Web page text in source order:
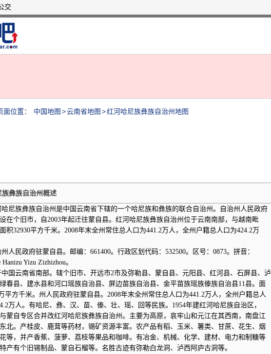
交
面位置： 中国地图 >云南省地图 >红河哈尼族彝族自治州地图
族彝族自治州概述
尼族彝族自治州是中国云南省下辖的一个哈尼族和彝族的联合自治州。自治州人民政府
在个旧市，自2003年起迁往蒙自县。红河哈尼族彝族自治州位于云南南部，与越南毗
积32930平方千米。2008年末全州常住总人口为441.2万人，全州户籍总人口为424.2万
人民政府驻蒙自县。邮编：661400。行政区划代码：532500。区号：0873。拼音：
Hanizu Yizu Zizhizhou。
国云南省南部。辖个旧市、开远市2市及弥勒县、蒙自县、元阳县、红河县、石屏县、泸
春县、建水县和河口瑶族自治县、屏边苗族自治县、金平苗族瑶族傣族自治县11县。面
平方千米。州人民政府驻蒙自县。2008年末全州常住总人口为441.2万人，全州户籍总人
万人。有哈尼、彝、汉、苗、傣、壮、瑶、回等民族。1954年建红河哈尼族自治区，
蒙自专区合并改红河哈尼族彝族自治州。主要为高原，哀牢山和元江在其西南，南盘江
北。产桂皮、鹿茸等药材，锡矿资源丰富。农产品有稻、玉米、薯类、甘蔗、花生、烟
等，并产香蕉、菠萝、荔枝等果品和咖啡。有冶金、机械、化学、建材、电力和制糖等
产有个旧锡制品、蒙自石榴等。名胜古迹有弥勒白龙洞、泸西阿庐古洞等。